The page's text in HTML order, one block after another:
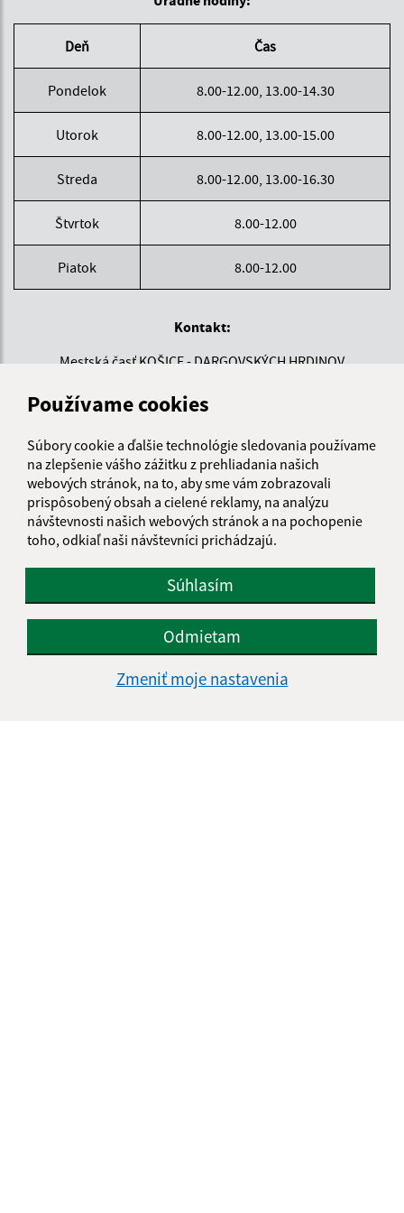
Používame cookies
Súbory cookie a ďalšie technológie sledovania používame
na zlepšenie vášho zážitku z prehliadania našich
webových stránok, na to, aby sme vám zobrazovali
prispôsobený obsah a cielené reklamy, na analýzu
návštevnosti našich webových stránok a na pochopenie
toho, odkiaľ naši návštevníci prichádzajú.
Súhlasím
Odmietam
Zmeniť moje nastavenia
Deň Čas
Pondelok 8.00-12.00, 13.00-14.30
Utorok 8.00-12.00, 13.00-15.00
Streda 8.00-12.00, 13.00-16.30
Štvrtok 8.00-12.00
Piatok 8.00-12.00
Kontakt:
Mestská časť KOŠICE - DARGOVSKÝCH HRDINOV
040 22 Košice
informatika@kosice-dh.sk
+421 55 300 90 01
IČO: 00690988